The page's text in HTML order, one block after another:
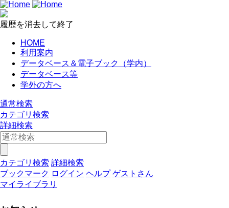
履歴を消去して終了
HOME
利用案内
データベース＆電子ブック（学内）
データベース等
学外の方へ
通常検索
カテゴリ検索
詳細検索
カテゴリ検索 詳細検索
ブックマーク ログイン ヘルプ ゲストさん
マイライブラリ